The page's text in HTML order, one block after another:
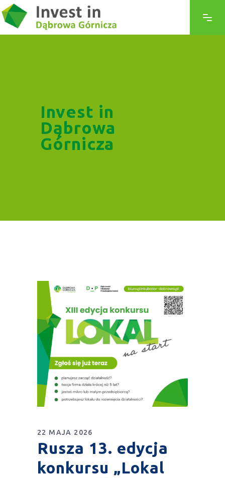
Invest in
Dąbrowa
Górnicza
22 MAJA 2026
Rusza 13. edycja
konkursu „Lokal